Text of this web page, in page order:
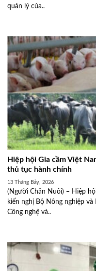
quản lý của..
Hiệp hội Gia cầm Việt
thủ tục hành chính
13 Tháng Bảy, 2026
(Người Chăn Nuôi) – Hiệp
kiến nghị Bộ Nông nghiệp
Công nghệ và..